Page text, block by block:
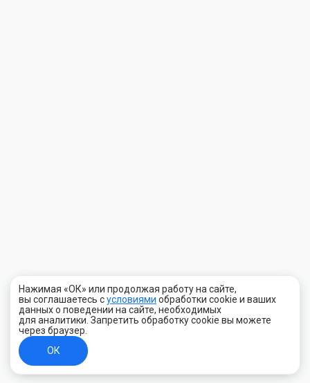
Нажимая «ОК» или продолжая работу на сайте,
вы соглашаетесь сусловиями обработки cookie и ваших
данных о поведении на сайте, необходимых
для аналитики. Запретить обработку cookie вы можете
через браузер.
ОК